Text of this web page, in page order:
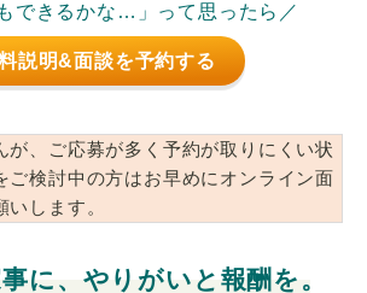
できるかな…」って思ったら／
説明&面談を予約する
が、ご応募が多く予約が取りにくい状
ご検討中の方はお早めにオンライン面
します。
に、やりがいと報酬を。